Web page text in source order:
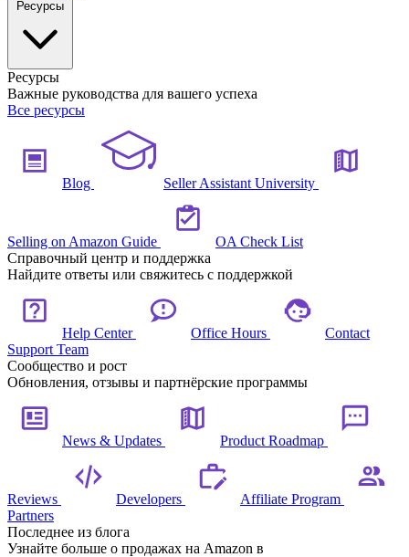
Ресурсы
Важные руководства для вашего успеха
Все ресурсы
Blog Seller Assistant University
Selling on Amazon Guide
OA Check List
Справочный центр и поддержка
Найдите ответы или свяжитесь с поддержкой
Help Center Office Hours
Contact
Support Team
Сообщество и рост
Обновления, отзывы и партнёрские программы
News & Updates Product Roadmap
Reviews Developers
Affiliate Program
Partners
Последнее из блога
Узнайте больше о продажах на Amazon в